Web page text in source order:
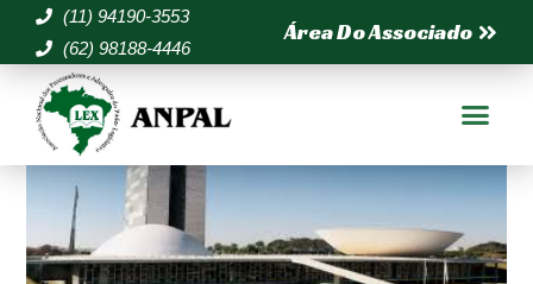
(11) 94190-3553
(62) 98188-4446
Área Do Associado